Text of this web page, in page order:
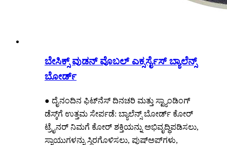
ಬೇಸಿಕ್ಸ್ ವುಡನ್ ವೊಬಲ್ ಎಕ್ಸರ್ಸೈಸ್ ಬ್ಯಾಲೆನ್ಸ್
ಬೋರ್ಡ್
● ದೈನಂದಿನ ಫಿಟ್‌ನೆಸ್ ದಿನಚರಿ ಮತ್ತು ಸ್ಟ್ಯಾಂಡಿಂಗ್
ಡೆಸ್ಕ್‌ಗೆ ಉತ್ತಮ ಸೇರ್ಪಡೆ: ಬ್ಯಾಲೆನ್ಸ್ ಬೋರ್ಡ್ ಕೋರ್
ಟ್ರೈನರ್ ನಿಮಗೆ ಕೋರ್ ಶಕ್ತಿಯನ್ನು ಅಭಿವೃದ್ಧಿಪಡಿಸಲು,
ಸ್ನಾಯುಗಳನ್ನು ಸ್ಥಿರಗೊಳಿಸಲು, ಪುಷ್ಅಪ್‌ಗಳು,